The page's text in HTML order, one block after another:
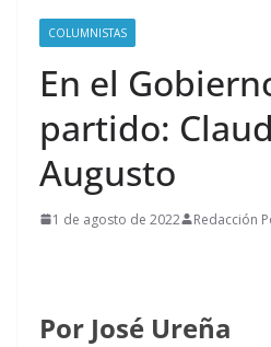
COLUMNISTAS
En el
partido:
Augusto
1 de agosto de 2022 Redacción
Por José Ureña